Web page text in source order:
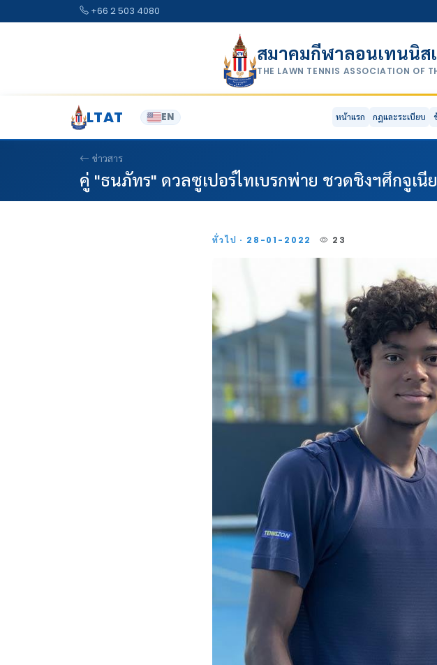
+66 2 503 4080
สมาคมกีฬาลอนเทนนิส
THE LAWN TENNIS ASSOCIATION OF
LTAT EN หน้าแรก กฎและระเบียบ
ข่าวสาร
คู่ "ธนภัทร" ดวลซูเปอร์ไทเบรกพ่าย ชวดชิงฯศึกจูเนี
ทั่วไป · 28-01-2022 23